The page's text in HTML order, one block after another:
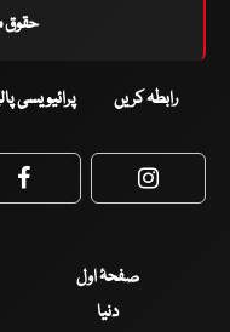
حقوق
رابطہ کریں پرائیویسی
Facebook
صفحۂ اول
دنیا